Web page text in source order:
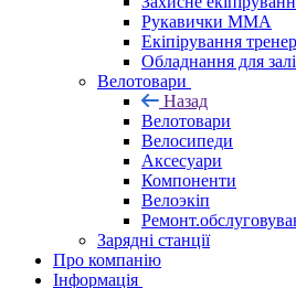
Рукавички ММА
Екіпірування
Обладнання для
Велотовари
Назад
Велотовари
Велосипеди
Аксесуари
Компоненти
Велоэкіп
Зарядні станції
Про компанію
Інформація